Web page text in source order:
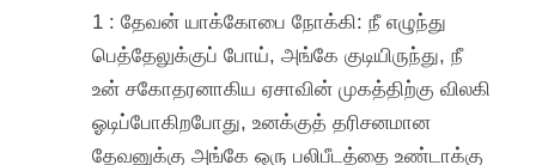
1 : தேவன் யாக்கோபை நோக்கி: நீ எழுந்து
பெத்தேலுக்குப் போய், அங்கே குடியிருந்து, நீ
உன் சகோதரனாகிய ஏசாவின் முகத்திற்கு விலகி
ஓடிப்போகிறபோது, உனக்குத் தரிசனமான
தேவனுக்கு அங்கே ஒரு பலிபீடத்தை உண்டாக்கு